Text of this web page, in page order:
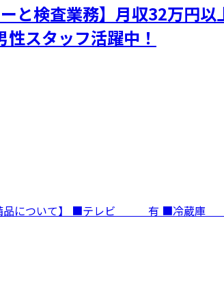
と検査業務】月収32万円以
スタッフ活躍中！
品について】 ■テレビ 有 ■冷